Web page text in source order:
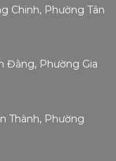
Chinh, Phường Tân
Đằng, Phường Gia
Thành, Phường